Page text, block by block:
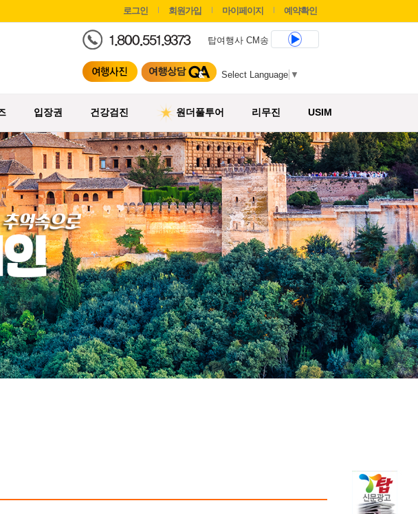
로그인 회원가입 마이페이지 예약확인
탑여행사 CM송
Select Language ▼
입장권 건강검진 원더풀투어 리무진 USIM